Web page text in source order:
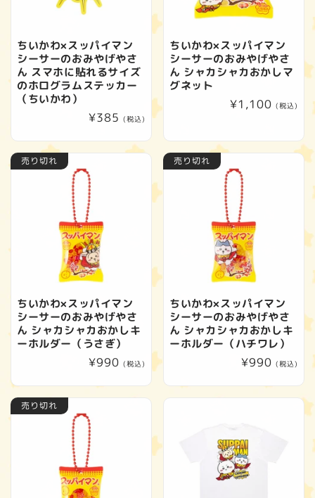
ちいかわ×スッパイマン
シーサーのおみやげやさ
ん スマホに貼れるサイズ
のホログラムステッカー
（ちいかわ）
通
格
¥385 (税込)
ちいかわ×スッパイマン
シーサーのおみやげやさ
ん シャカシャカおかしマ
グネット
通
格
¥1,100 (税込)
売り切れ
ちいかわ×スッパイマン
シーサーのおみやげやさ
ん シャカシャカおかしキ
ーホルダー（うさぎ）
通
価
格
¥990 (税込)
売り切れ
ちいかわ×スッパイマン
シーサーのおみやげやさ
ん シャカシャカおかしキ
ーホルダー（ハチワレ）
通
¥990 (税込)
売り切れ